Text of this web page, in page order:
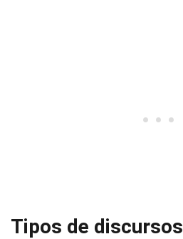
Tipos de discursos